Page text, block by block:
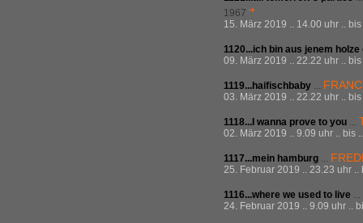
1967
15. März 2019 .. 14.00 uhr ..
1120...ich bin aus jenem
09. März 2019 .. 22.22 uhr ..
1119...haifischbaby ...
03. März 2019 .. 22.22 uhr ..
1118...I wanna prove to you ...
02. März 2019 .. 9.09 uhr .. bis
1117...mein hamburg ...
25. Februar 2019 .. 23.23 uhr
1116...where we used to live ...
24. Februar 2019 .. 9.09 uhr ..